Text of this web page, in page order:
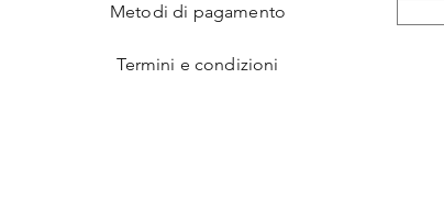
Metodi di pagamento
Termini e condizioni